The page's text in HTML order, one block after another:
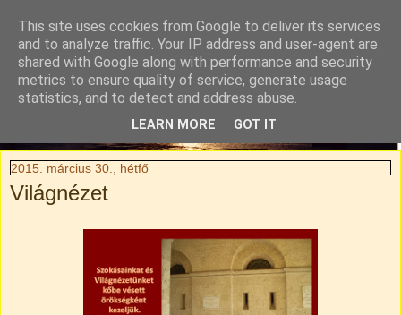
Tylli Titkai
Családi kaland-regény. Rendhagyó utazási blog.
2015. március 30., hétfő
Világnézet
This site uses cookies from Google to deliver its services
and to analyze traffic. Your IP address and user-agent are
shared with Google along with performance and security
metrics to ensure quality of service, generate usage
statistics, and to detect and address abuse.
LEARN MORE GOT IT